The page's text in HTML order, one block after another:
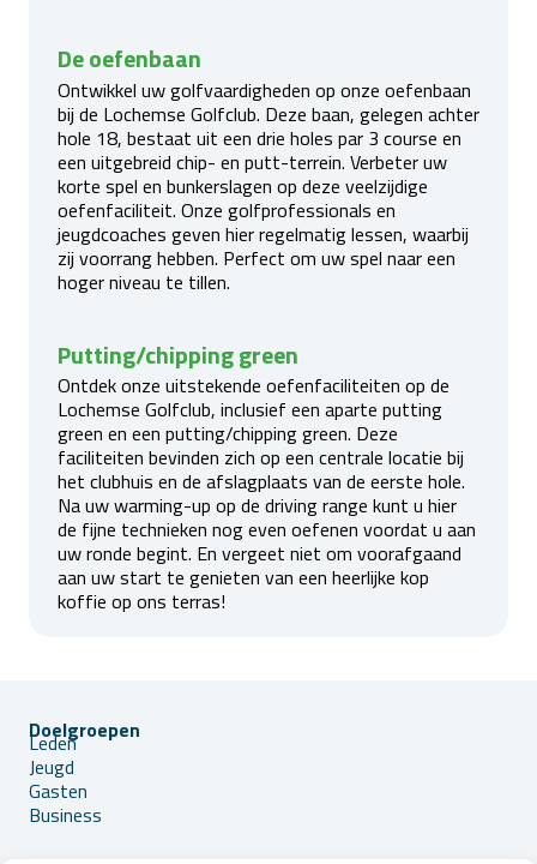
De oefenbaan
Ontwikkel uw golfvaardigheden op onze oefenbaan
bij de Lochemse Golfclub. Deze baan, gelegen achter
hole 18, bestaat uit een drie holes par 3 course en
een uitgebreid chip- en putt-terrein. Verbeter uw
korte spel en bunkerslagen op deze veelzijdige
oefenfaciliteit. Onze golfprofessionals en
jeugdcoaches geven hier regelmatig lessen, waarbij
zij voorrang hebben. Perfect om uw spel naar een
hoger niveau te tillen.
Putting/chipping green
Ontdek onze uitstekende oefenfaciliteiten op de
Lochemse Golfclub, inclusief een aparte putting
green en een putting/chipping green. Deze
faciliteiten bevinden zich op een centrale locatie bij
het clubhuis en de afslagplaats van de eerste hole.
Na uw warming-up op de driving range kunt u hier
de fijne technieken nog even oefenen voordat u aan
uw ronde begint. En vergeet niet om voorafgaand
aan uw start te genieten van een heerlijke kop
koffie op ons terras!
Doelgroepen
Leden
Jeugd
Gasten
Business